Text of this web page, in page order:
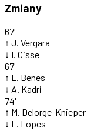
Zmiany
67'
↑ J. Vergara
↓ I. Cisse
67'
↑ L. Benes
↓ A. Kadri
74'
↑ M. Delorge-Knieper
↓ L. Lopes